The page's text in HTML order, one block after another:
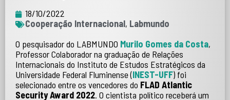
18/10/2022
Cooperação Internacional, Labmundo
O pesquisador do LABMUNDO Murilo Gomes da Costa,
Professor Colaborador na graduação de Relações
Internacionais do Instituto de Estudos Estratégicos da
Universidade Federal Fluminense (INEST-UFF) foi
selecionado entre os vencedores do FLAD Atlantic
Security Award 2022. O cientista político receberá um